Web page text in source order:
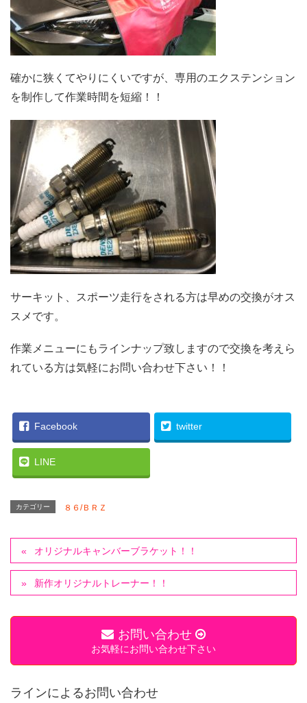
確かに狭くてやりにくいですが、専用のエクステンション
を制作して作業時間を短縮！！
サーキット、スポーツ走行をされる方は早めの交換がオス
スメです。
作業メニューにもラインナップ致しますので交換を考えら
れている方は気軽にお問い合わせ下さい！！
Facebook twitter
LINE
カテゴリー ８６/ＢＲＺ
オリジナルキャンバーブラケット！！
新作オリジナルトレーナー！！
お問い合わせ
お気軽にお問い合わせ下さい
ラインによるお問い合わせ